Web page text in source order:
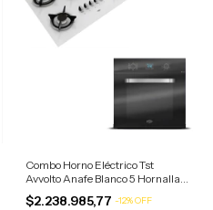
Combo Horno Eléctrico Tst
Avvolto Anafe Blanco 5 Hornallas
Negro/anafe Blanco
$2.238.985,77 -12%OFF